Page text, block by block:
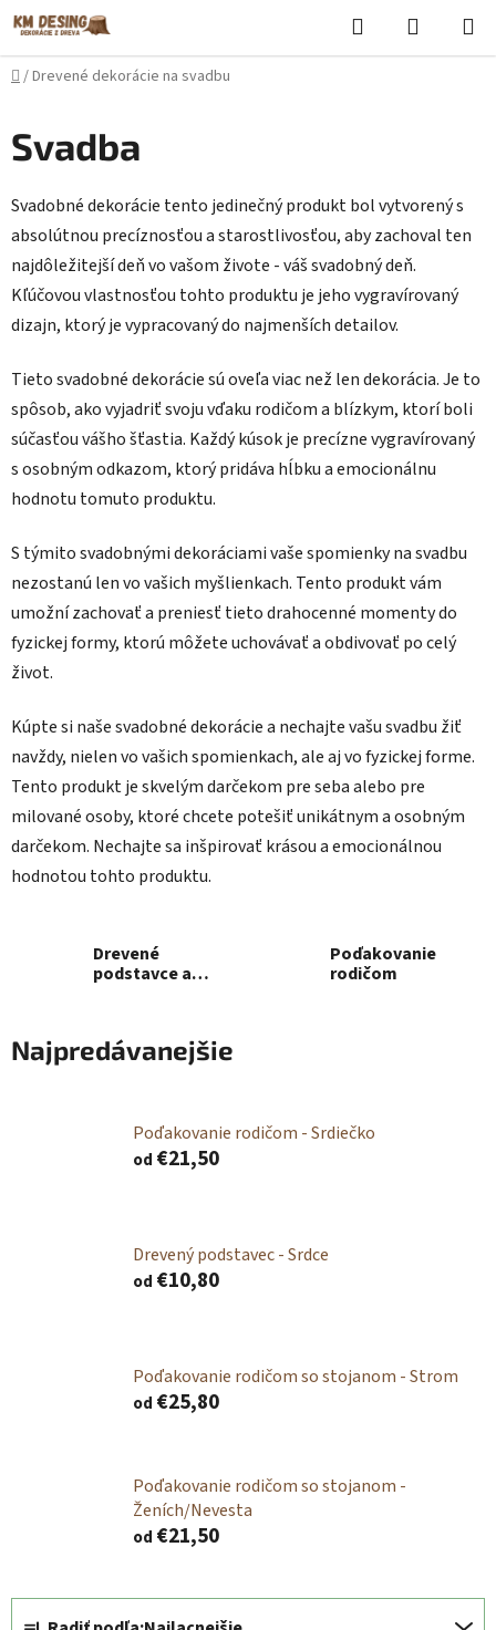
Prejsť
na
obsah
Hľadať
KOŠÍK
Domov
/Drevené dekorácie na svadbu
Svadba
Svadobné dekorácie tento jedinečný produkt bol vytvorený s
absolútnou precíznosťou a starostlivosťou, aby zachoval ten
najdôležitejší deň vo vašom živote - váš svadobný deň.
Kľúčovou vlastnosťou tohto produktu je jeho vygravírovaný
dizajn, ktorý je vypracovaný do najmenších detailov.
Tieto svadobné dekorácie sú oveľa viac než len dekorácia. Je to
spôsob, ako vyjadriť svoju vďaku rodičom a blízkym, ktorí boli
súčasťou vášho šťastia. Každý kúsok je precízne vygravírovaný
s osobným odkazom, ktorý pridáva hĺbku a emocionálnu
hodnotu tomuto produktu.
S týmito svadobnými dekoráciami vaše spomienky na svadbu
nezostanú len vo vašich myšlienkach. Tento produkt vám
umožní zachovať a preniesť tieto drahocenné momenty do
fyzickej formy, ktorú môžete uchovávať a obdivovať po celý
život.
Kúpte si naše svadobné dekorácie a nechajte vašu svadbu žiť
navždy, nielen vo vašich spomienkach, ale aj vo fyzickej forme.
Tento produkt je skvelým darčekom pre seba alebo pre
milované osoby, ktoré chcete potešiť unikátnym a osobným
darčekom. Nechajte sa inšpirovať krásou a emocionálnou
hodnotou tohto produktu.
Drevené
podstavce a
Poďakovanie
rodičom
Najpredávanejšie
Poďakovanie rodičom - Srdiečko
od €21,50
Drevený podstavec - Srdce
od €10,80
Poďakovanie rodičom so stojanom - Strom
od €25,80
Poďakovanie rodičom so stojanom -
Ženích/Nevesta
od €21,50
R